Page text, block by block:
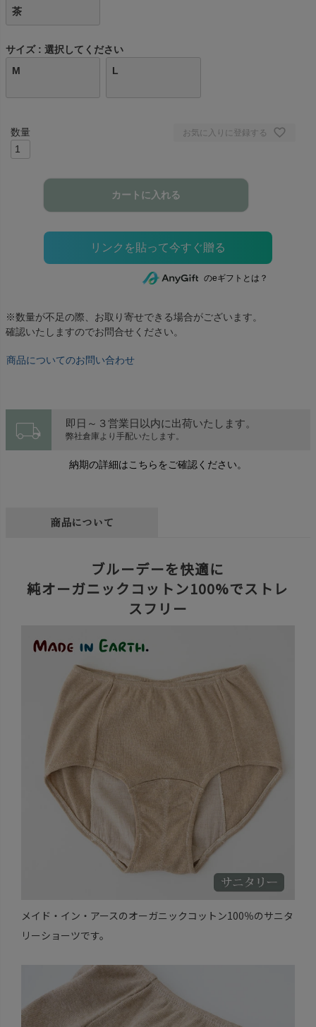
茶
サイズ
選択してください
M
L
お気に入りに登録する
カートに入れる
のeギフトとは？
※数量が不足の際、お取り寄せできる場合がございます。
確認いたしますのでお問合せください。
商品についてのお問い合わせ
local_shipping 即日～３営業日以内に出荷いたします。
弊社倉庫より手配いたします。
納期の詳細はこちらをご確認ください。
商品について
ブルーデーを快適に
純オーガニックコットン100%でストレ
スフリー
メイド・イン・アースのオーガニックコットン100％のサニタ
リーショーツです。